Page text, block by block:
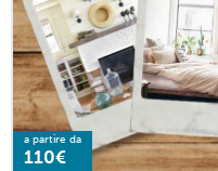
a partire da
110€